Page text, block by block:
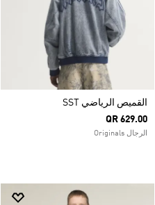
القميص الرياضي SST
QR 629.00
الرجال Originals